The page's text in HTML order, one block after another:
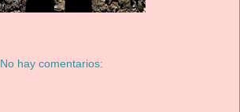
No hay comentarios: